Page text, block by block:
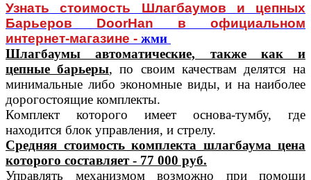
Узнать стоимость Шлагбаумов и цепных
Барьеров DoorHan в официальном
интернет-магазине - жми
Шлагбаумы автоматические, также как и
цепные барьеры, по своим качествам делятся на
минимальные либо экономные виды, и на наиболее
дорогостоящие комплекты.
Комплект которого имеет основа-тумбу, где
находится блок управления, и стрелу.
Средняя стоимость комплекта шлагбаума цена
которого составляет - 77 000 руб.
Управлять механизмом возможно при помощи